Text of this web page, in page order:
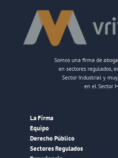
Somos una firma de
en sectores regulados,
Sector Industrial y
en el Sector
La Firma
Equipo
Derecho Público
Sectores Regulados